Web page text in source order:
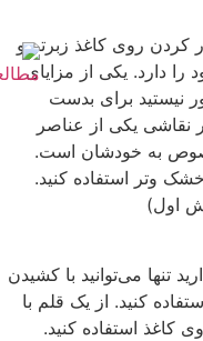
کردن روی کاغذ زبرتر و
را دارد. یکی از مزایای
نیستید برای بدست
نقاشی یکی از عناصر
به خودشان است.
و‌تر استفاده کنید.
تنها می‌توانید با کشیدن
کنید. از یک قلم با
کاغذ استفاده کنید.